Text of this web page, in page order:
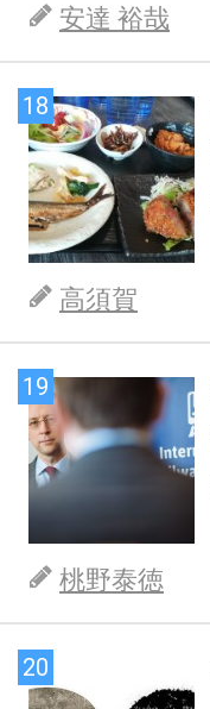
安達 裕哉
18
高須賀
19
桃野泰徳
20